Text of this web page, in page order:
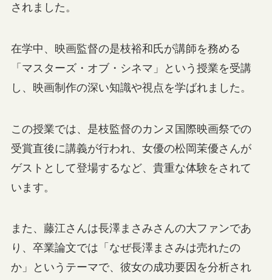
されました。
在学中、映画監督の是枝裕和氏が講師を務める
「マスターズ・オブ・シネマ」という授業を受講
し、映画制作の深い知識や視点を学ばれました。
この授業では、是枝監督のカンヌ国際映画祭での
受賞直後に講義が行われ、女優の松岡茉優さんが
ゲストとして登場するなど、貴重な体験をされて
います。
また、藤江さんは長澤まさみさんの大ファンであ
り、卒業論文では「なぜ長澤まさみは売れたの
か」というテーマで、彼女の成功要因を分析され